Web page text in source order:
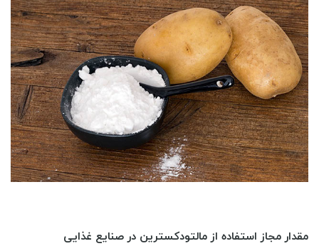
مقدار مجاز استفاده از مالتودکسترین در صنایع غذایی